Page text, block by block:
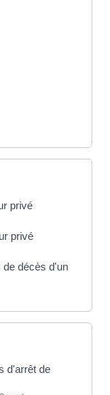
privé
privé
décès d'un
d'arrêt de